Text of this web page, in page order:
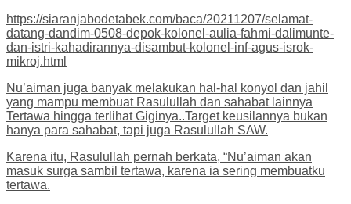
https://siaranjabodetabek.com/baca/20211207/selamat-
datang-dandim-0508-depok-kolonel-aulia-fahmi-dalimunte-
dan-istri-kahadirannya-disambut-kolonel-inf-agus-isrok-
mikroj.html
Nu’aiman juga banyak melakukan hal-hal konyol dan jahil
yang mampu membuat Rasulullah dan sahabat lainnya
Tertawa hingga terlihat Giginya..Target keusilannya bukan
hanya para sahabat, tapi juga Rasulullah SAW.
Karena itu, Rasulullah pernah berkata, “Nu’aiman akan
masuk surga sambil tertawa, karena ia sering membuatku
tertawa.